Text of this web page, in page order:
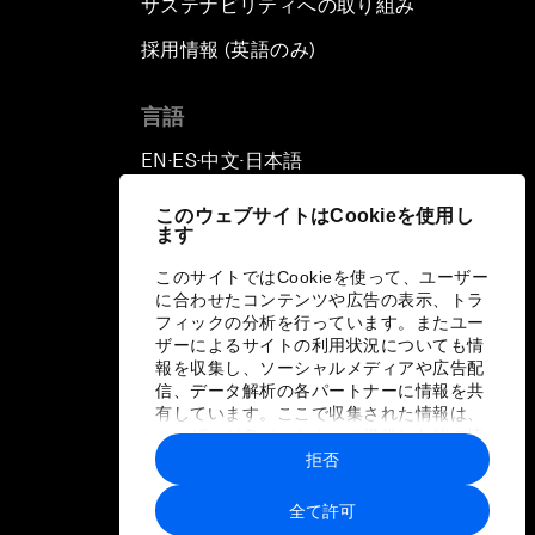
このウェブサイトはCookieを使用し
ます
このサイトではCookieを使って、ユーザー
に合わせたコンテンツや広告の表示、トラ
フィックの分析を行っています。またユー
ザーによるサイトの利用状況についても情
報を収集し、ソーシャルメディアや広告配
信、データ解析の各パートナーに情報を共
有しています。ここで収集された情報は、
ユーザーが各パートナーに提供した他の情
報や各パートナーのサービスを使用した際
に収集された情報と組み合わされ、各パー
トナーによって使用されることがありま
す。
全て許可
拒否
サステナビリティへの取り組み
採用情報 (英語のみ)
言語
EN ▪ES▪中文▪ 日本語